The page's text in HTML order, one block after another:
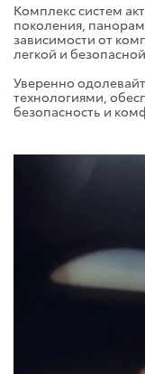
Комплекс систем
поколения,
зависимости от
легкой и
Уверенно
технологиями,
безопасность и